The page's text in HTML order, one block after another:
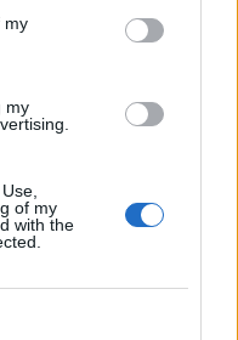
my
my
of my
with the
napon belüli